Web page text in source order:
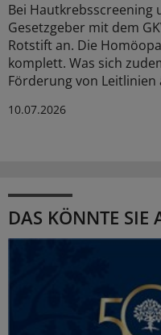
Bei Hautkrebsscreening
Gesetzgeber mit dem
Rotstift an. Die
komplett. Was sich
Förderung von Leitlinien
10.07.2026
DAS KÖNNTE SIE